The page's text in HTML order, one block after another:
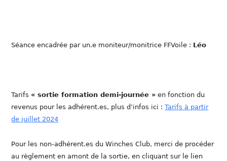
Séance encadrée par un.e moniteur/monitrice FFVoile : Léo
Tarifs « sortie formation demi-journée » en fonction du
revenus pour les adhérent.es, plus d’infos ici :Tarifs à partir
de juillet 2024
Pour les non-adhérent.es du Winches Club, merci de procéder
au règlement en amont de la sortie, en cliquant sur le lien